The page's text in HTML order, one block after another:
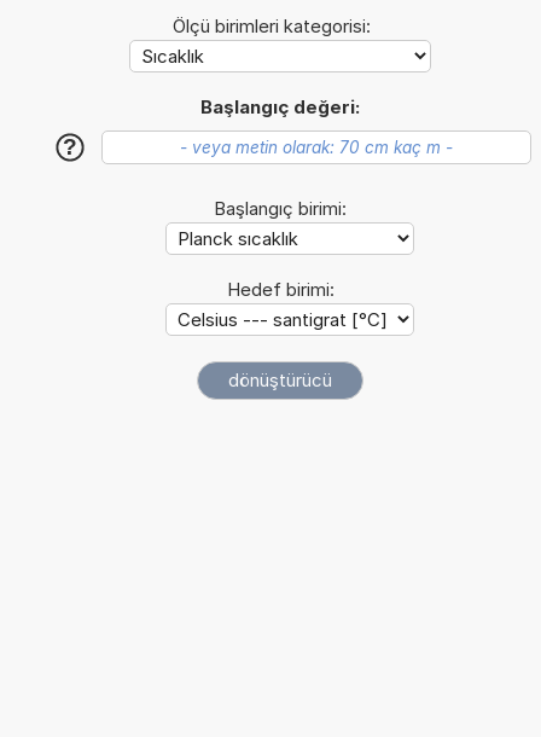
Ölçü birimleri kategorisi:
Başlangıç değeri:
?
Başlangıç birimi:
Hedef birimi: